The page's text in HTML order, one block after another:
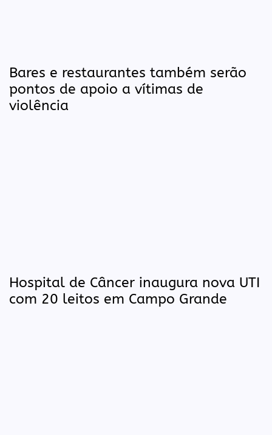
Bares e restaurantes também serão
pontos de apoio a vítimas de
violência
Hospital de Câncer inaugura nova UTI
com 20 leitos em Campo Grande